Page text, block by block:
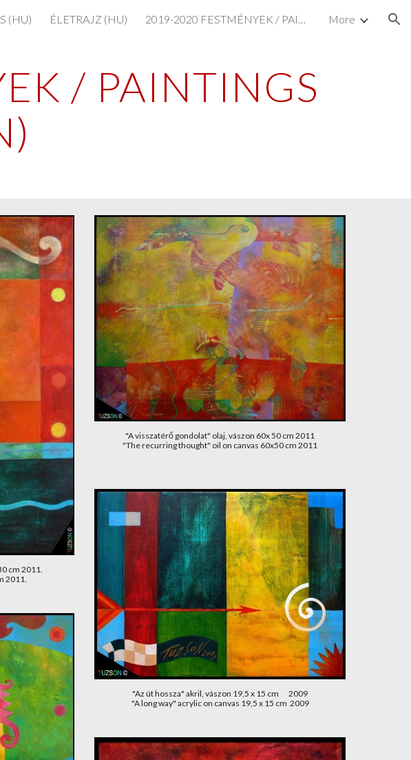
Skip to navigation
(HU) ÉLETRAJZ (HU) 2019-2020 FESTMÉNYEK / PAINTINGS (HU/EN) More
/ PAINTINGS
cm 2011.
2011.
"A visszatérő gondolat" olaj, vászon 60x 50 cm 2011
"The recurring thought" oil on canvas 60x50 cm 2011
"Az út hossza" akril, vászon 19,5 x 15 cm       2009
"A long way" acrylic on canvas 19,5 x 15 cm  2009